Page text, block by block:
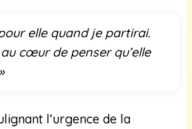
elle quand je partirai.
cœur de penser qu’elle
l’urgence de la